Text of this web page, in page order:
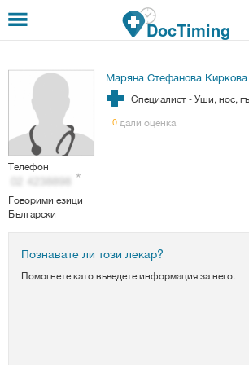
Премини към основното съдържание
DocTiming
Маряна Стефанова Киркова
Специалист - Уши, нос,
0 дали оценка
Телефон
Говорими езици
Български
Познавате ли този лекар?
Помогнете като въведете информация за него.